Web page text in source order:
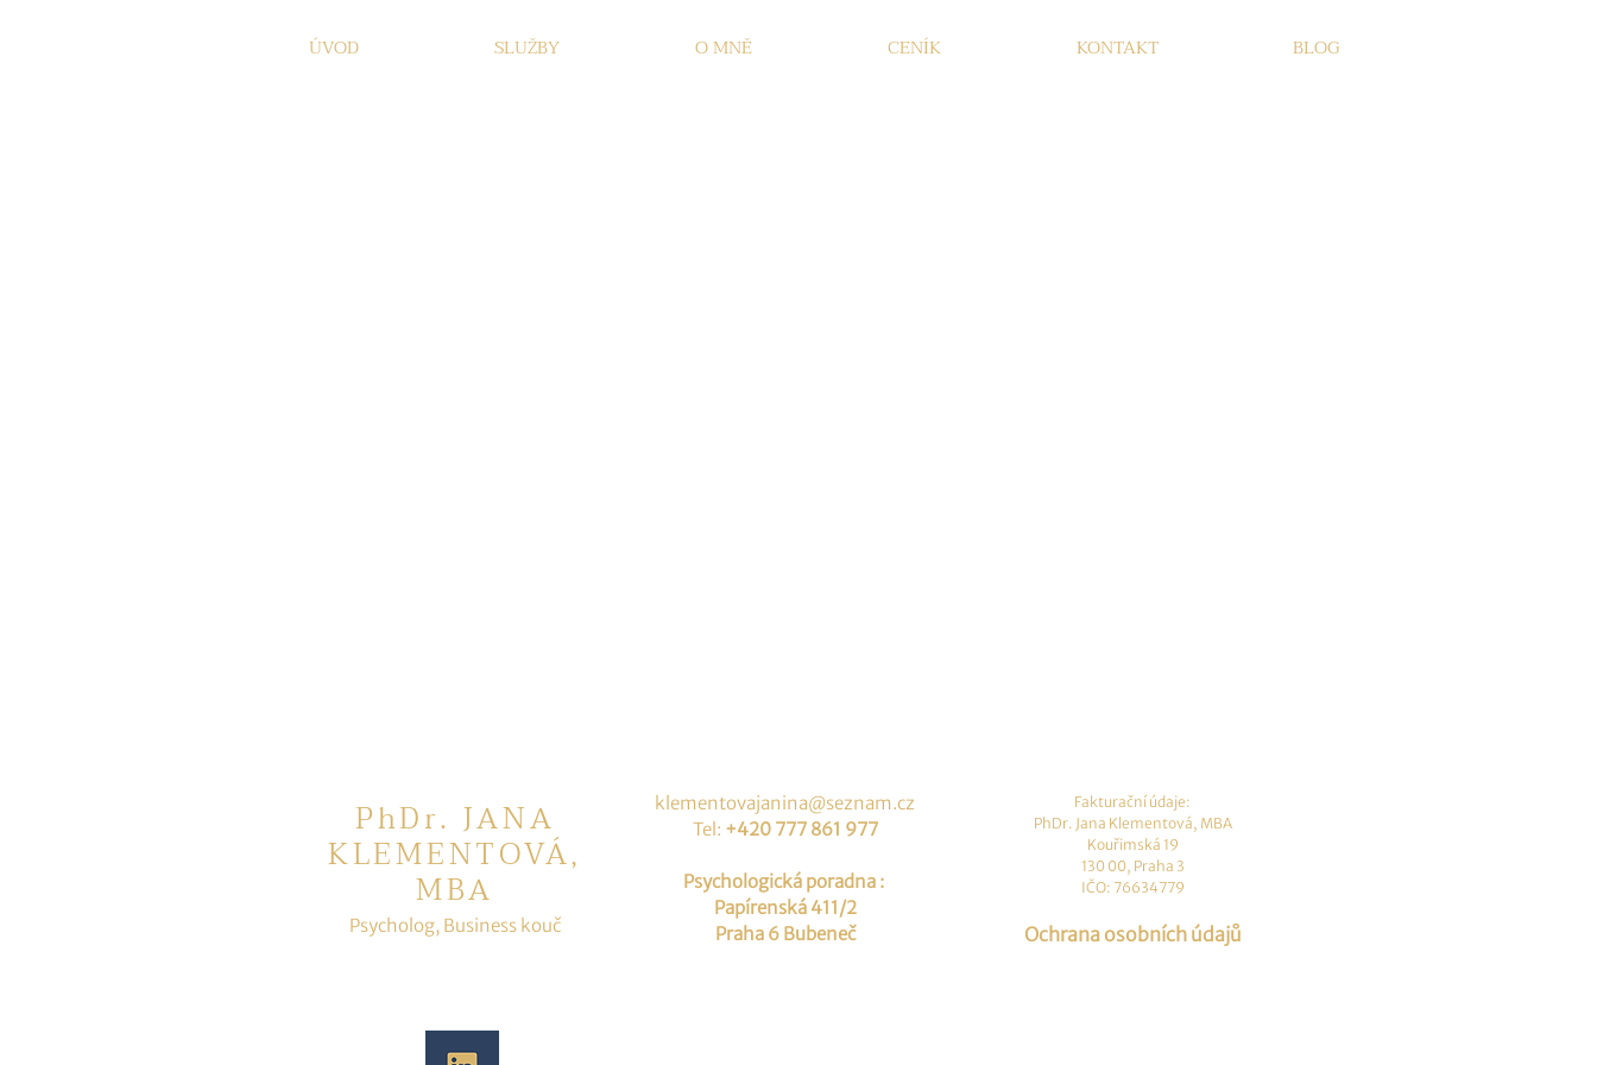
ÚVOD SLUŽBY O MNĚ CENÍK KONTAKT BLOG
PhDr. JANA
KLEMENTOVÁ,
MBA
Psycholog, Business kouč
klementovajanina@seznam.cz
Tel: +420 777 861 977
Psychologická poradna :
Papírenská 411/2
Praha 6 Bubeneč
Fakturační údaje:
PhDr. Jana Klementová, MBA
Kouřimská 19
130 00, Praha 3
IČO: 76634779
Ochrana osobních údajů